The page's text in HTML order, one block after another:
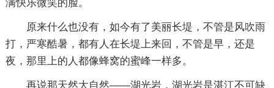
满快乐微笑的脸。
原来什么也没有，如今有了美丽长堤，不管是风吹雨
打，严寒酷暑，都有人在长堤上来回，不管是早，还是
夜，那里上的人都像蜂窝的蜜峰一样多。
再说那天然大自然――湖光岩，湖光岩是湛江不可缺